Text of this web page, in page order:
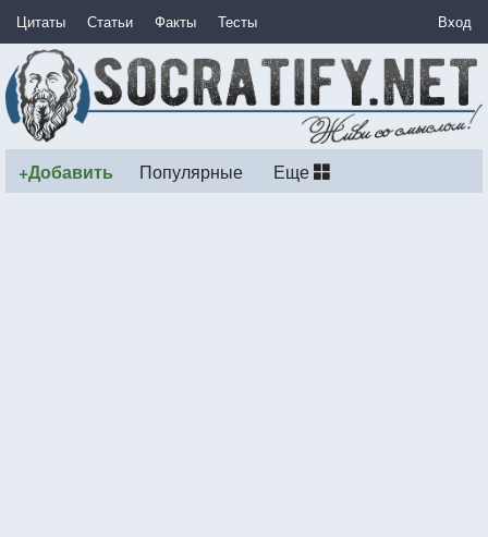
Цитаты Статьи Факты Тесты Вход
+Добавить Популярные Еще